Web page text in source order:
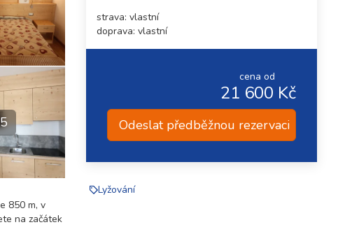
850 m, v
na začátek
strava: vlastní
doprava: vlastní
cena od
21 600 Kč
Odeslat předběžnou rezervaci
Lyžování